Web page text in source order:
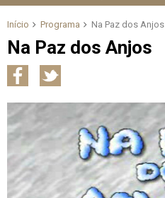
Início Programa Na Paz dos Anjos
Na Paz dos Anjos